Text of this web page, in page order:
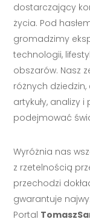
dostarczający
życia. Pod
gromadzimy
technologii,
obszarów. Nasz
różnych
artykuły, analizy
podejmować
Wyróżnia nas
z rzetelnością
przechodzi
gwarantuje
Portal